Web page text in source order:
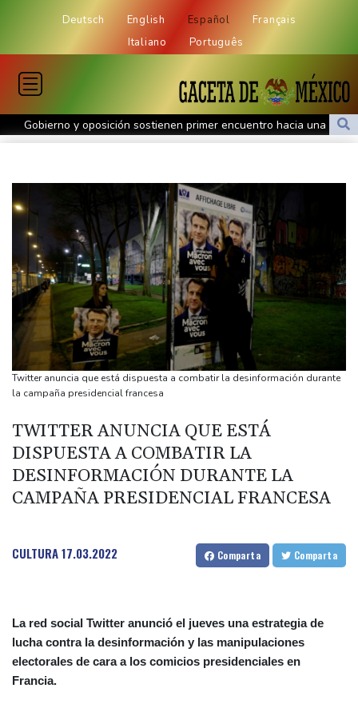
Deutsch English Español
Français
Italiano
Português
Gobierno y oposición sostienen primer encuentro hacia una
transición política en Venezuela
Infantino encuentra amparo en África ante la presión de la UEFA
El Real Madrid zanja las especulaciones y renueva a Vinícius
hasta 2032
Infantino bajo presión de la UEFA y la Conmebol
Yan Diomandé, la nueva joya del Real Madrid vale 160 millones
de dólares
Muere bajo arresto domiciliario en Venezuela un preso político de
origen uruguayo
El Real Madrid anuncia el fichaje del extremo marfileño Yan
El mexicano Del Toro renueva con el UAE hasta 2031
El doloroso baile de cifras de desaparecidos en los sismos en
Venezuela
Twitter anuncia que está dispuesta a combatir la desinformación durante
la campaña presidencial francesa
TWITTER ANUNCIA QUE ESTÁ
DISPUESTA A COMBATIR LA
DESINFORMACIÓN DURANTE LA
CAMPAÑA PRESIDENCIAL FRANCESA
CULTURA17.03.2022 Comparta Comparta
La red social Twitter anunció el jueves una estrategia de
lucha contra la desinformación y las manipulaciones
electorales de cara a los comicios presidenciales en
Francia.